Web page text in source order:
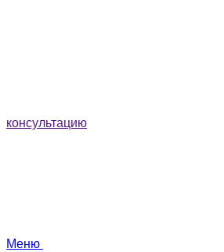
консультацию
Меню